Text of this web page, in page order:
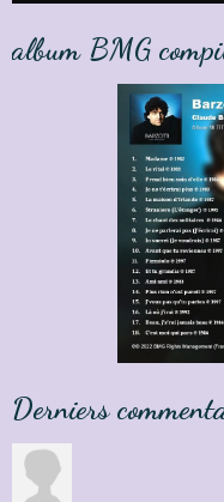
album BMG
Derniers